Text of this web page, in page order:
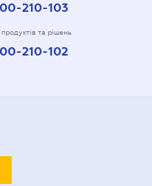
210-103
продуктів та рішень
210-102